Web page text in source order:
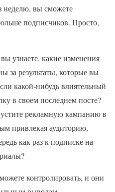
неделю, вы сможете
подписчиков. Просто,
узнаете, какие изменения
за результаты, которые вы
какой-нибудь влиятельный
в своем последнем посте?
рекламную кампанию в
привлекая аудиторию,
как раз к подписке на
контролировать, и они